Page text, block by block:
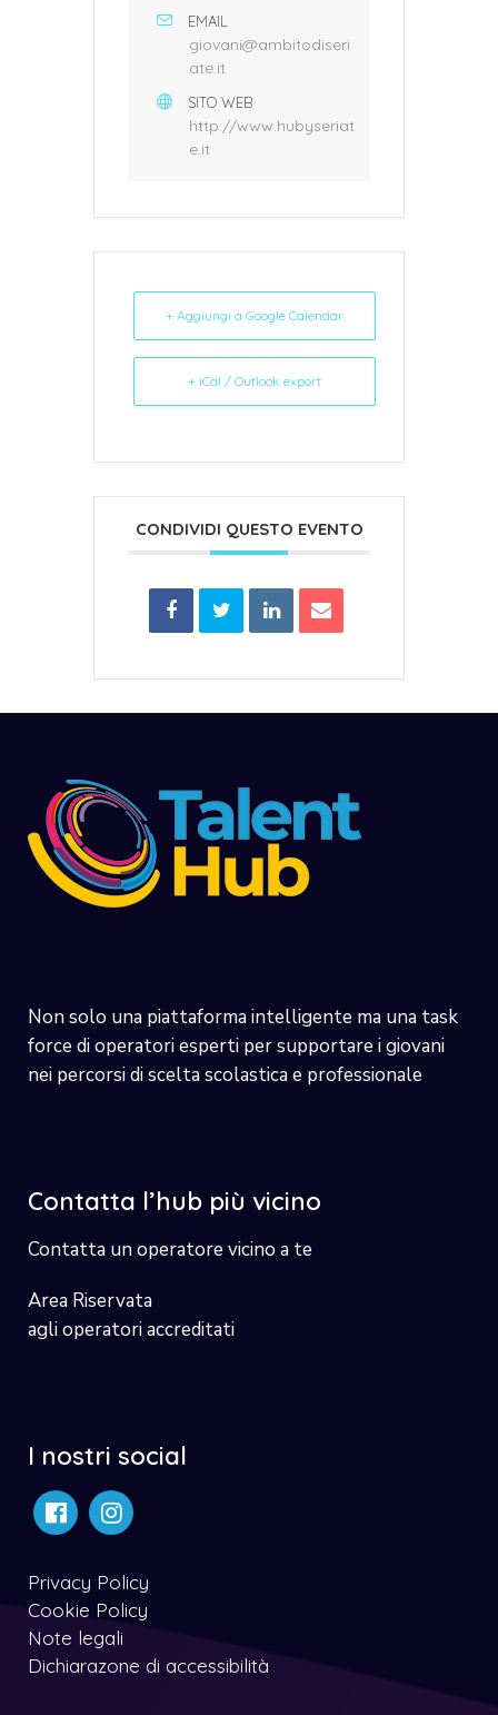
EMAIL
giovani@ambitodiseri
ate.it
SITO WEB
http://www.hubyseriat
e.it
+ Aggiungi a Google Calendar
+ iCal / Outlook export
CONDIVIDI QUESTO EVENTO
Non solo una piattaforma intelligente ma una task
force di operatori esperti per supportare i giovani
nei percorsi di scelta scolastica e professionale
Contatta l’hub più vicino
Contatta un operatore vicino a te
Area Riservata
agli operatori accreditati
I nostri social
Privacy Policy
Cookie Policy
Note legali
Dichiarazone di accessibilità